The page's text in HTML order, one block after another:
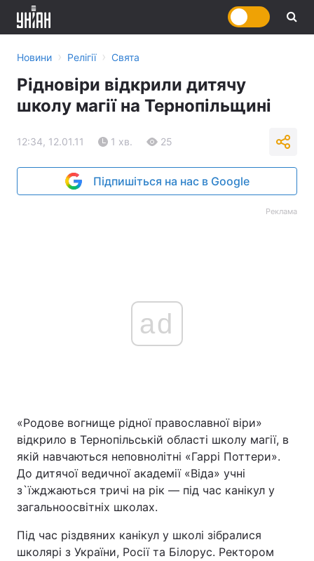
Новини › Релігії › Свята
Рідновіри відкрили дитячу
школу магії на Тернопільщині
12:34, 12.01.11 1 хв. 25
Підпишіться на нас в Google
Реклама
ad
«Родове вогнище рідної православної віри»
відкрило в Тернопільській області школу магії, в
якій навчаються неповнолітні «Гаррі Поттери».
До дитячої ведичної академії «Віда» учні
з`їжджаються тричі на рік — під час канікул у
загальноосвітніх школах.
Під час різдвяних канікул у школі зібралися
школярі з України, Росії та Білорус. Ректором